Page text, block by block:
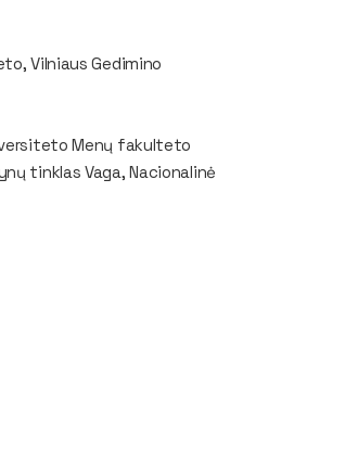
Vilniaus Gedimino
Menų fakulteto
tinklas Vaga, Nacionalinė